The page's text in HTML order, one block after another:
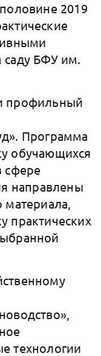
2019
саду БФУ им.
профильный
Программа
обучающихся
сфере
направлены
материала,
практических
технологии